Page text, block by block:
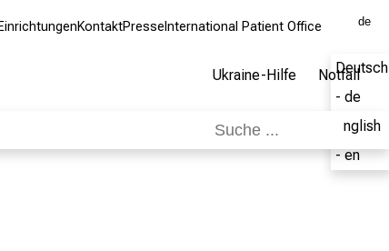
EinrichtungenKontaktPresse International Patient Office de
Deutsch
- de
English
- en
Ukraine-Hilfe Notfall